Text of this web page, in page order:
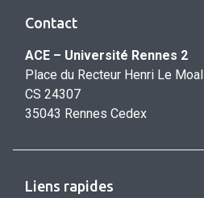
Contact
ACE – Université Rennes 2
Place du Recteur Henri Le Moal
CS 24307
35043 Rennes Cedex
Liens rapides